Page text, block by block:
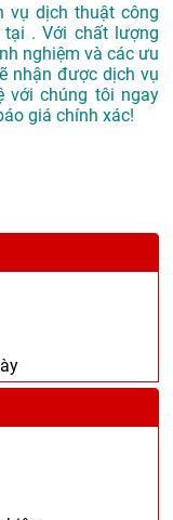
vụ dịch thuật công
. Với chất lượng
nghiệm và các ưu
nhận được dịch vụ
với chúng tôi ngay
giá chính xác!